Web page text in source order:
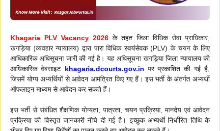
Khagaria PLV Vacancy 2026 के तहत जिला विधिक सेवा प्राधिकार,
खगड़िया (व्यवहार न्यायालय) द्वारा पारा विधिक स्वयंसेवक (PLV) के चयन के लिए
आधिकारिक अधिसूचना जारी की गई है। यह अधिसूचना खगड़िया जिला न्यायालय की
आधिकारिक वेबसाइट khagaria.dcourts.gov.in पर प्रकाशित की गई है,
जिसमें योग्य अभ्यर्थियों से आवेदन आमंत्रित किए गए हैं। इस भर्ती के अंतर्गत अभ्यर्थी
ऑफलाइन माध्यम से आवेदन कर सकते हैं।
इस भर्ती से संबंधित शैक्षणिक योग्यता, पात्रता, चयन प्रक्रिया, मानदेय एवं आवेदन
प्रक्रिया की विस्तृत जानकारी नीचे दी गई है। इच्छुक अभ्यर्थी निर्धारित तिथि के